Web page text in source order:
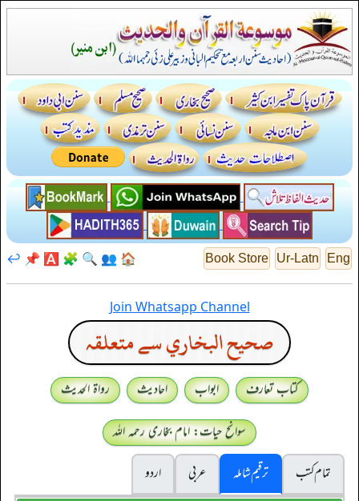
Eng
Ur-Latn
Book Store
🏠
👥
🔍
🧩
🅰️
📌
↩️
Join Whatsapp Channel
صحيح البخاري سے متعلقہ
کتاب تعارف ابواب احادیث
رواۃ الحدیث
سوانح حیات: امام بخاری رحمہ اللہ
تمام کتب
ترقیم شاملہ عربی
اردو